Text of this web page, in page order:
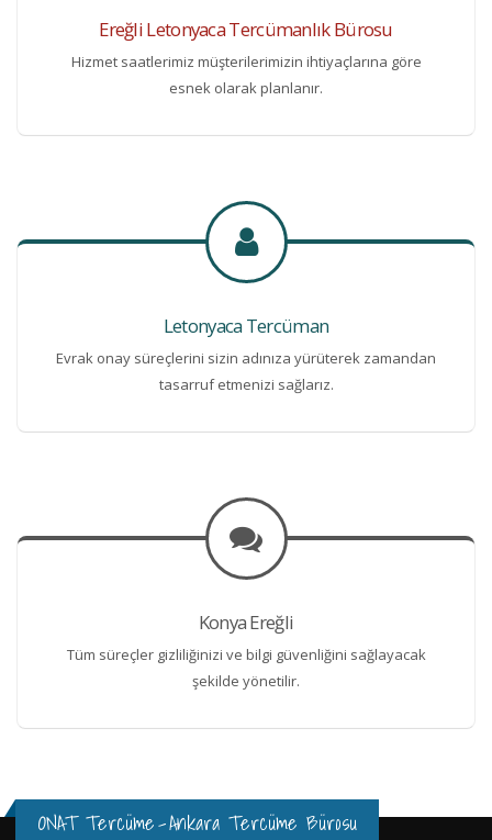
Ereğli Letonyaca Tercümanlık Bürosu
Hizmet saatlerimiz müşterilerimizin ihtiyaçlarına göre
esnek olarak planlanır.
Letonyaca Tercüman
Evrak onay süreçlerini sizin adınıza yürüterek zamandan
tasarruf etmenizi sağlarız.
Konya Ereğli
Tüm süreçler gizliliğinizi ve bilgi güvenliğini sağlayacak
şekilde yönetilir.
ONAT Tercüme-Ankara Tercüme Bürosu